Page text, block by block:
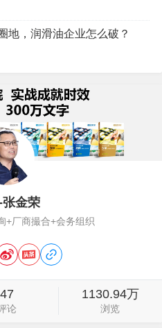
地，润滑油企业怎么破？
金荣
+厂商撮合+会务组织
47
论
1130.94万
浏览